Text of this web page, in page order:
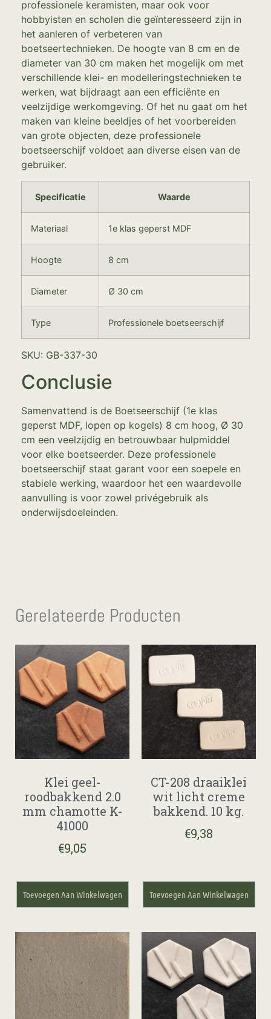
professionele keramisten, maar ook voor
hobbyisten en scholen die geïnteresseerd zijn in
het aanleren of verbeteren van
boetseertechnieken. De hoogte van 8 cm en de
diameter van 30 cm maken het mogelijk om met
verschillende klei- en modelleringstechnieken te
werken, wat bijdraagt aan een efficiënte en
veelzijdige werkomgeving. Of het nu gaat om het
maken van kleine beeldjes of het voorbereiden
van grote objecten, deze professionele
boetseerschijf voldoet aan diverse eisen van de
gebruiker.
Specificatie Waarde
Materiaal 1e klas geperst MDF
Hoogte 8 cm
Diameter Ø 30 cm
Type Professionele boetseerschijf
SKU: GB-337-30
Conclusie
Samenvattend is de Boetseerschijf (1e klas
geperst MDF, lopen op kogels) 8 cm hoog, Ø 30
cm een veelzijdig en betrouwbaar hulpmiddel
voor elke boetseerder. Deze professionele
boetseerschijf staat garant voor een soepele en
stabiele werking, waardoor het een waardevolle
aanvulling is voor zowel privégebruik als
onderwijsdoeleinden.
Gerelateerde Producten
Klei geel-
roodbakkend 2.0
mm chamotte K-
41000
€9,05
Toevoegen Aan Winkelwagen
CT-208 draaiklei
wit licht creme
bakkend. 10 kg.
€9,38
Toevoegen Aan Winkelwagen